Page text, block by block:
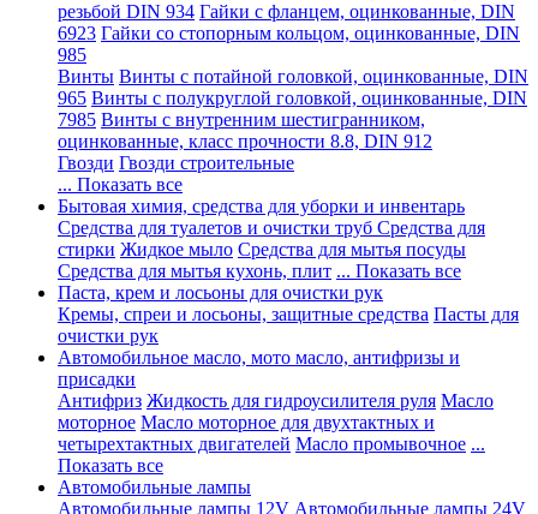
резьбой DIN 934 Гайки с фланцем, оцинкованные, DIN
6923 Гайки со стопорным кольцом, оцинкованные, DIN
985
Винты Винты с потайной головкой, оцинкованные, DIN
965 Винты с полукруглой головкой, оцинкованные, DIN
7985 Винты с внутренним шестигранником,
оцинкованные, класс прочности 8.8, DIN 912
Гвозди Гвозди строительные
... Показать все
Бытовая химия, средства для уборки и инвентарь
Средства для туалетов и очистки труб Средства для
стирки Жидкое мыло Средства для мытья посуды
Средства для мытья кухонь, плит ... Показать все
Паста, крем и лосьоны для очистки рук
Кремы, спреи и лосьоны, защитные средства Пасты для
очистки рук
Автомобильное масло, мото масло, антифризы и
присадки
Антифриз Жидкость для гидроусилителя руля Масло
моторное Масло моторное для двухтактных и
четырехтактных двигателей Масло промывочное ...
Показать все
Автомобильные лампы
Автомобильные лампы 12V Автомобильные лампы 24V